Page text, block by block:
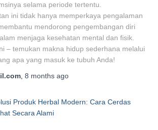
selama periode tertentu.
ini tidak hanya memperkaya pengalaman
mendorong pengembangan diri
menjaga kesehatan mental dan fisik.
– temukan makna hidup sederhana melalui
apa yang masuk ke tubuh Anda!
8 months ago
Produk Herbal Modern: Cara Cerdas
Secara Alami